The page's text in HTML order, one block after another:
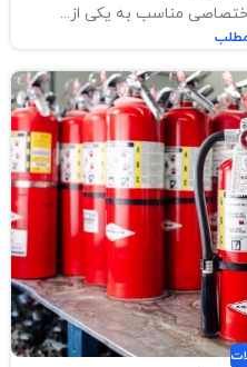
مناسب به یکی از...